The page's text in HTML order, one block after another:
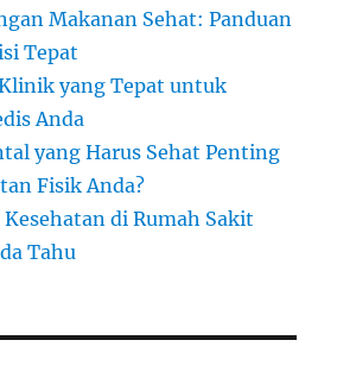
Makanan Sehat: Panduan
Tepat
yang Tepat untuk
Anda
yang Harus Sehat Penting
Fisik Anda?
di Rumah Sakit
Tahu